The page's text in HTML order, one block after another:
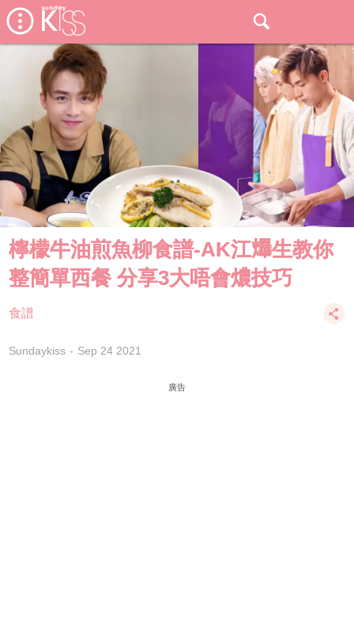
檸檬牛油煎魚柳食譜-AK江𤒹生教你
整簡單西餐 分享3大唔會燶技巧
食譜
Sundaykiss Sep 24 2021
廣告